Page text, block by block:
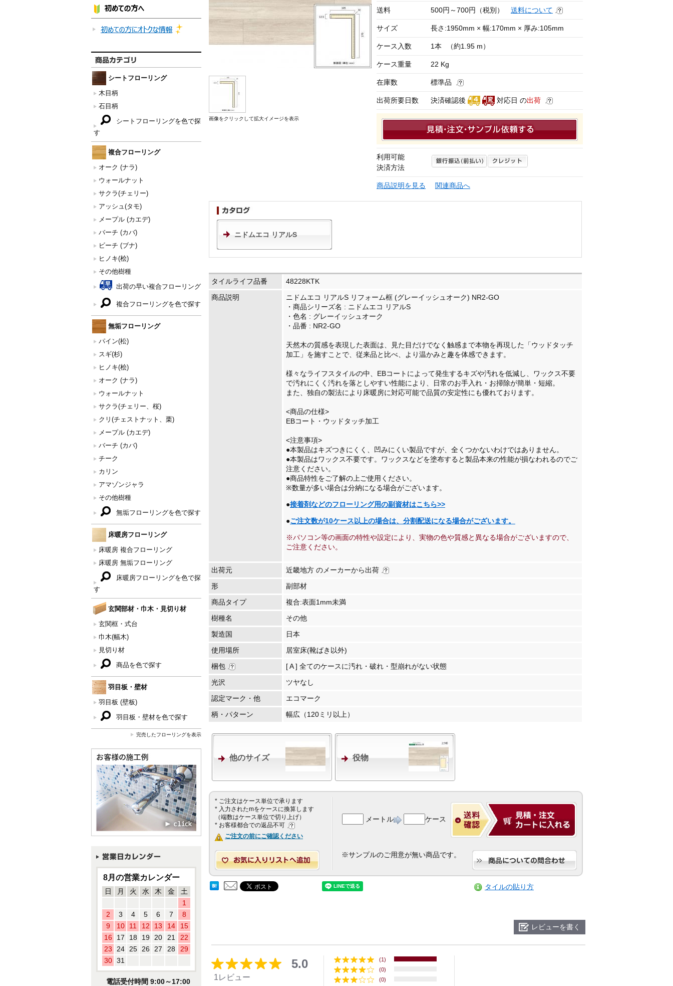
シートフローリング
木目柄
石目柄
シートフローリングを色で探
す
複合フローリング
オーク (ナラ)
ウォールナット
サクラ(チェリー)
アッシュ(タモ)
メープル (カエデ)
バーチ (カバ)
ビーチ (ブナ)
ヒノキ(桧)
その他樹種
出荷の早い複合フローリング
複合フローリングを色で探す
無垢フローリング
パイン(松)
スギ(杉)
ヒノキ(桧)
オーク (ナラ)
ウォールナット
サクラ(チェリー、桜)
クリ(チェストナット、栗)
メープル (カエデ)
バーチ (カバ)
チーク
カリン
アマゾンジャラ
その他樹種
無垢フローリングを色で探す
床暖房フローリング
床暖房 複合フローリング
床暖房 無垢フローリング
床暖房フローリングを色で探
す
玄関部材・巾木・見切り材
玄関框・式台
巾木(幅木)
見切り材
商品を色で探す
羽目板・壁材
羽目板 (壁板)
羽目板・壁材を色で探す
完売したフローリングを表示
8月の営業カレンダー
日 月 火 水 木 金
土
1
2
3 4 5 6 7
8
9
10 11 12 13 14
15
16
17 18 19 20 21
22
23
24 25 26 27 28
29
30 31
電話受付時間 9:00～17:00
画像をクリックして拡大イメージを表示
送料 500円～700円（税別） 送料について
サイズ 長さ:1950mm × 幅:170mm × 厚み:105mm
ケース入数 1本 （約1.95 m）
ケース重量 22 Kg
在庫数 標準品
出荷所要日数 決済確認後 対応日 の出荷
利用可能
決済方法
商品説明を見る 関連商品へ
ニドムエコ リアルS
タイルライフ品番
48228KTK
商品説明
ニドムエコ リアルS リフォーム框 (グレーイッシュオーク) NR2-GO
・商品シリーズ名 : ニドムエコ リアルS
・色名 : グレーイッシュオーク
・品番 : NR2-GO
天然木の質感を表現した表面は、見た目だけでなく触感まで本物を再現した「ウッドタッチ
加工」を施すことで、従来品と比べ、より温かみと趣を体感できます。
様々なライフスタイルの中、EBコートによって発生するキズや汚れを低減し、ワックス不要
で汚れにくく汚れを落としやすい性能により、日常のお手入れ・お掃除が簡単・短縮。
また、独自の製法により床暖房に対応可能で品質の安定性にも優れております。
<商品の仕様>
EBコート・ウッドタッチ加工
<注意事項>
●本製品はキズつきにくく、凹みにくい製品ですが、全くつかないわけではありません。
●本製品はワックス不要です。ワックスなどを塗布すると製品本来の性能が損なわれるのでご
注意ください。
●商品特性をご了解の上ご使用ください。
※数量が多い場合は分納になる場合がございます。
●接着剤などのフローリング用の副資材はこちら>>
●ご注文数が10ケース以上の場合は、分割配送になる場合がございます。
※パソコン等の画面の特性や設定により、実物の色や質感と異なる場合がございますので、
ご注意ください。
出荷元
近畿地方 のメーカーから出荷
形
副部材
商品タイプ
複合:表面1mm未満
樹種名
その他
製造国
日本
使用場所
居室床(靴ばき以外)
梱包
[ A ] 全てのケースに汚れ・破れ・型崩れがない状態
光沢
ツヤなし
認定マーク・他
エコマーク
柄・パターン
幅広（120ミリ以上）
他のサイズ 役物
* ご注文はケース単位で承ります
* 入力されたmをケースに換算します
（端数はケース単位で切り上げ）
* お客様都合での返品不可
ご注文の前にご確認ください
メートル ケース
※サンプルのご用意が無い商品です。
タイルの貼り方
レビューを書く
5.0
1レビュー
(1)
(0)
(0)